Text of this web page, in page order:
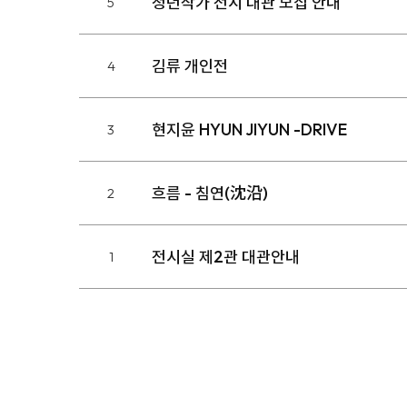
4 김류 개인전
3 현지윤 HYUN JIYUN -DRIVE
2 흐름 - 침연(沈沿)
1 전시실 제2관 대관안내